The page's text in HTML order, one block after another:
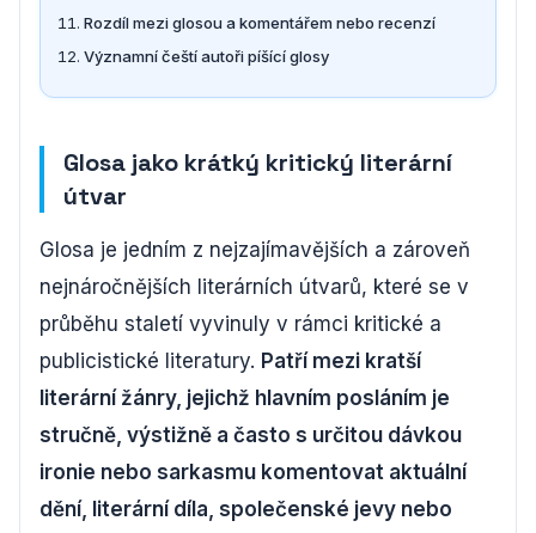
Rozdíl mezi glosou a komentářem nebo recenzí
Významní čeští autoři píšící glosy
Glosa jako krátký kritický literární
útvar
Glosa je jedním z nejzajímavějších a zároveň
nejnáročnějších literárních útvarů, které se v
průběhu staletí vyvinuly v rámci kritické a
publicistické literatury. Patří mezi kratší
literární žánry, jejichž hlavním posláním je
stručně, výstižně a často s určitou dávkou
ironie nebo sarkasmu komentovat aktuální
dění, literární díla, společenské jevy nebo